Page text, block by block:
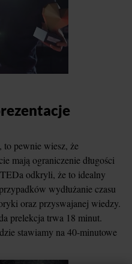
to pewnie wiesz, że
mają ograniczenie długości
odkryli, że to idealny
wydłużanie czasu
oraz przyswajanej wiedzy.
prelekcja trwa 18 minut.
stawiamy na 40-minutowe